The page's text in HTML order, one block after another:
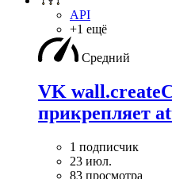
API
+1 ещё
Средний
VK
прикрепляет
1 подписчик
23 июл.
83 просмотра